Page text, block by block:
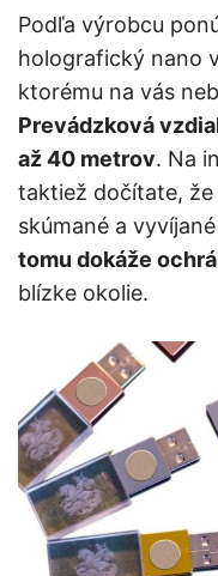
Podľa výrobcu
holografický nano
ktorému na vás
Prevádzková
až 40 metrov. Na
taktiež dočítate,
skúmané a
tomu dokáže
blízke okolie.